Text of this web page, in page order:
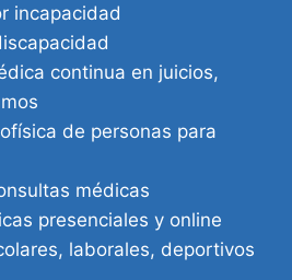
incapacidad
continua en juicios,
de personas para
médicas
presenciales y online
laborales, deportivos